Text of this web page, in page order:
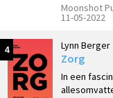
Moonshot
11-05-2022
4 Lynn Berger
Zorg
In een